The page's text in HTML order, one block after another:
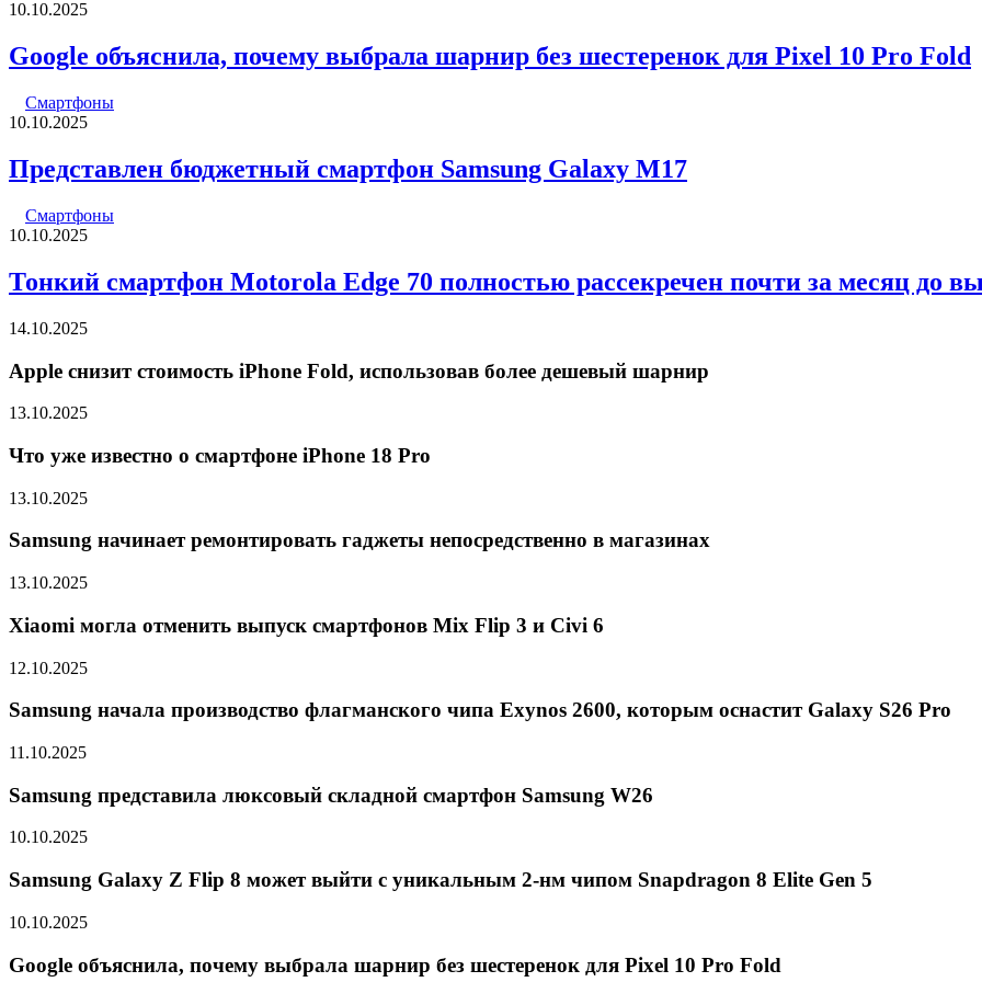
10.10.2025
Google объяснила, почему выбрала шарнир без шестеренок для Pixel 10 Pro Fold
Смартфоны
10.10.2025
Представлен бюджетный смартфон Samsung Galaxy M17
Смартфоны
10.10.2025
Тонкий смартфон Motorola Edge 70 полностью рассекречен почти за месяц до
14.10.2025
Apple снизит стоимость iPhone Fold, использовав более дешевый шарнир
13.10.2025
Что уже известно о смартфоне iPhone 18 Pro
13.10.2025
Samsung начинает ремонтировать гаджеты непосредственно в магазинах
13.10.2025
Xiaomi могла отменить выпуск смартфонов Mix Flip 3 и Civi 6
12.10.2025
Samsung начала производство флагманского чипа Exynos 2600, которым оснастит Galaxy S26 Pro
11.10.2025
Samsung представила люксовый складной смартфон Samsung W26
10.10.2025
Samsung Galaxy Z Flip 8 может выйти с уникальным 2-нм чипом Snapdragon 8 Elite Gen 5
10.10.2025
Google объяснила, почему выбрала шарнир без шестеренок для Pixel 10 Pro Fold